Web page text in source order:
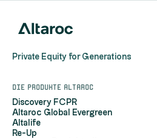
Private Equity for Generations
Die Produkte Altaroc
Discovery FCPR
Altaroc Global Evergreen
Altalife
Re-Up